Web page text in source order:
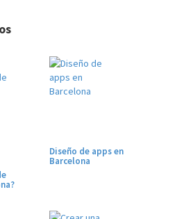
Diseño de apps en
Barcelona